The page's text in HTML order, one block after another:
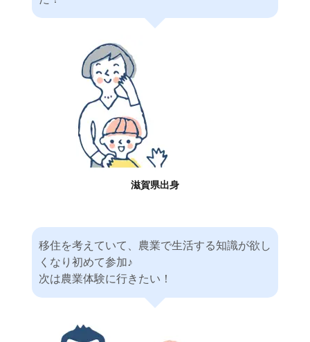
滋賀県出身
移住を考えていて、農業で生活する知識が欲し
くなり初めて参加♪
次は農業体験に行きたい！